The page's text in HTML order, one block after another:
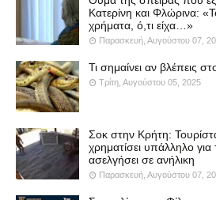
Κατερίνη και Φλώρινα:
χρήματα, ό,τι είχα…»
Παρασκευή, Αυγούστου 07,
Τι σημαίνει αν βλέπεις
Τρίτη, Αυγούστου 05, 2025
Σοκ στην Κρήτη:
χρηματίσει υπάλληλο για
ασελγήσει σε ανήλικη
Παρασκευή, Αυγούστου 07,